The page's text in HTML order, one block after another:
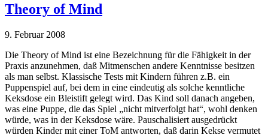
Theory of Mind
9. Februar 2008
Die Theory of Mind ist eine Bezeichnung für die Fähigkeit in der
Praxis anzunehmen, daß Mitmenschen andere Kenntnisse besitzen
als man selbst. Klassische Tests mit Kindern führen z.B. ein
Puppenspiel auf, bei dem in eine eindeutig als solche kenntliche
Keksdose ein Bleistift gelegt wird. Das Kind soll danach angeben,
was eine Puppe, die das Spiel „nicht mitverfolgt hat“, wohl denken
würde, was in der Keksdose wäre. Pauschalisiert ausgedrückt
würden Kinder mit einer ToM antworten, daß darin Kekse vermutet